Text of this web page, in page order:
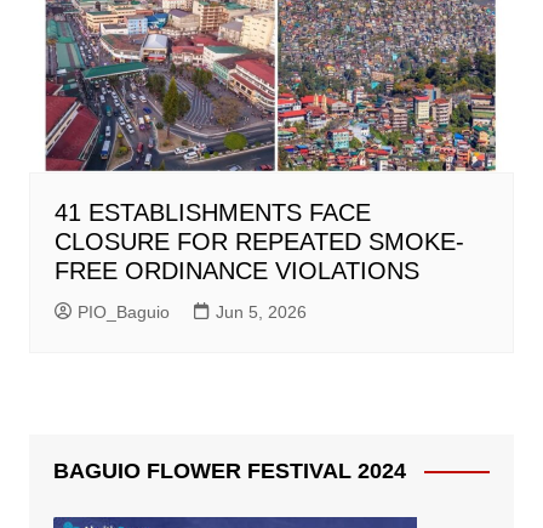
41 ESTABLISHMENTS FACE
CLOSURE FOR REPEATED SMOKE-
FREE ORDINANCE VIOLATIONS
PIO_Baguio Jun 5, 2026
BAGUIO FLOWER FESTIVAL 2024